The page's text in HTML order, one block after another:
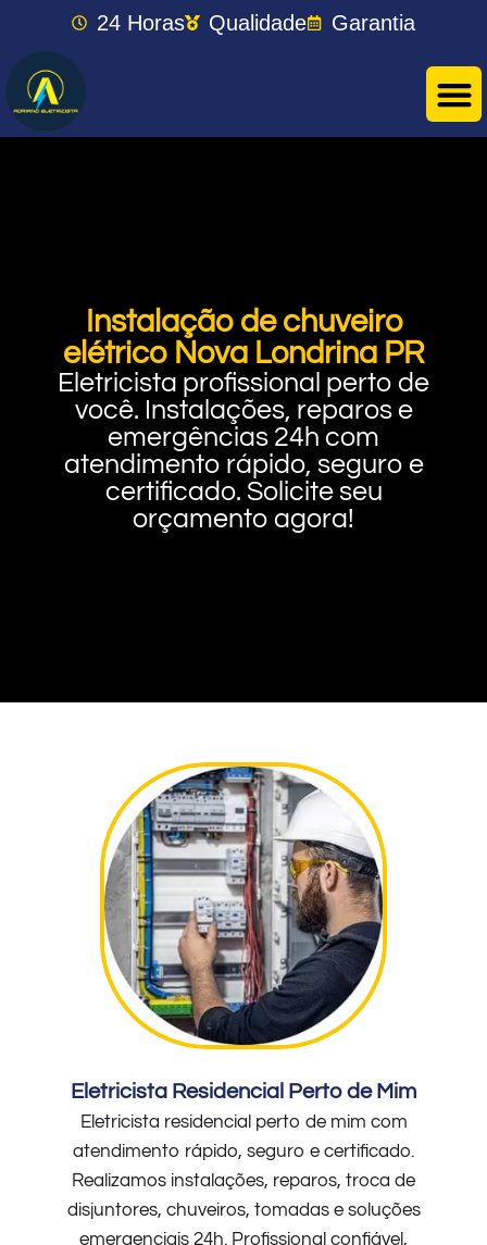
24 Horas Qualidade Garantia
Instalação de chuveiro
elétrico Nova Londrina PR
Eletricista profissional perto de
você. Instalações, reparos e
emergências 24h com
atendimento rápido, seguro e
certificado. Solicite seu
orçamento agora!
Eletricista Residencial Perto de Mim
Eletricista residencial perto de mim com
atendimento rápido, seguro e certificado.
Realizamos instalações, reparos, troca de
disjuntores, chuveiros, tomadas e soluções
emergenciais 24h. Profissional confiável,